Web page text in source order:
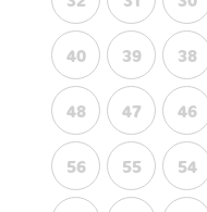
38
39
40
46
47
48
54
55
56